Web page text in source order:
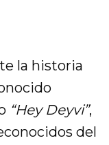
la historia
“Hey Deyvi”,
del